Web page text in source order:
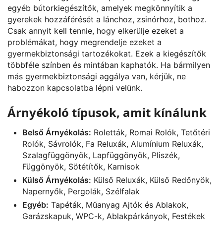
egyéb bútorkiegészítők, amelyek megkönnyítik a
gyerekek hozzáférését a lánchoz, zsinórhoz, bothoz.
Csak annyit kell tennie, hogy elkerülje ezeket a
problémákat, hogy megrendelje ezeket a
gyermekbiztonsági tartozékokat. Ezek a kiegészítők
többféle színben és mintában kaphatók. Ha bármilyen
más gyermekbiztonsági aggálya van, kérjük, ne
habozzon kapcsolatba lépni velünk.
Árnyékoló típusok, amit kínálunk
Belső Árnyékolás: Roletták, Romai Rolók, Tetőtéri
Rolók, Sávrolók, Fa Reluxák, Alumínium Reluxák,
Szalagfüggönyök, Lapfüggönyök, Pliszék,
Függönyök, Sötétítők, Karnisok
Külső Árnyékolás: Külső Reluxák, Külső Redőnyök,
Napernyők, Pergolák, Szélfalak
Egyéb: Tapéták, Műanyag Ajtók és Ablakok,
Garázskapuk, WPC-k, Ablakpárkányok, Festékek